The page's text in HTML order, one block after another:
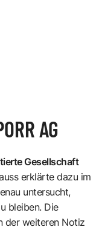
AG
Gesellschaft
erklärte dazu im
untersucht,
bleiben. Die
der weiteren Notiz